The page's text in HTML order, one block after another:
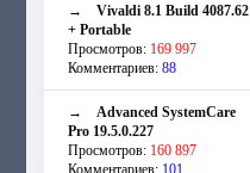
→ Vivaldi 8.1 Build 4087.62
+ Portable
Просмотров: 169 997
Комментариев: 88
→ Advanced SystemCare
Pro 19.5.0.227
Просмотров: 160 897
Комментариев: 101